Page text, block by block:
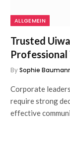
ALLGEMEIN
Trusted
BySophie
Corporate
require strong
effective